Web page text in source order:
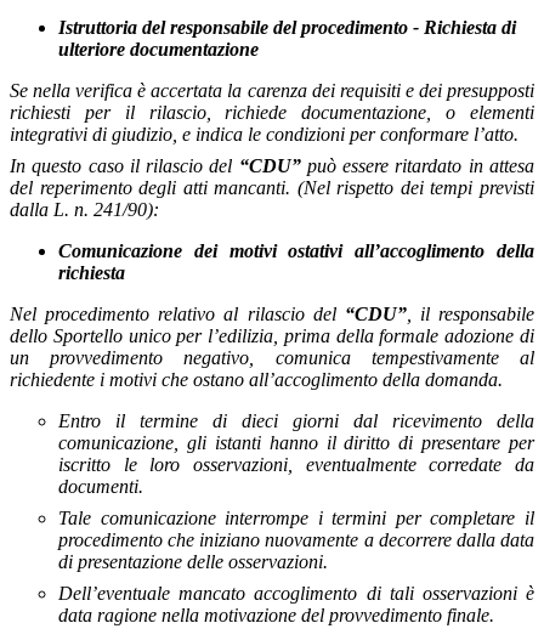
Istruttoria del responsabile del procedimento - Richiesta di
ulteriore documentazione
Se nella verifica è accertata la carenza dei requisiti e dei presupposti
richiesti per il rilascio, richiede documentazione, o elementi
integrativi di giudizio, e indica le condizioni per conformare l’atto.
In questo caso il rilascio del “CDU”può essere ritardato in attesa
del reperimento degli atti mancanti. (Nel rispetto dei tempi previsti
dalla L. n. 241/90):
Comunicazione dei motivi ostativi all’accoglimento della
richiesta
Nel procedimento relativo al rilascio del “CDU”, il responsabile
dello Sportello unico per l’edilizia, prima della formale adozione di
un provvedimento negativo, comunica tempestivamente al
richiedente i motivi che ostano all’accoglimento della domanda.
Entro il termine di dieci giorni dal ricevimento della
comunicazione, gli istanti hanno il diritto di presentare per
iscritto le loro osservazioni, eventualmente corredate da
documenti.
Tale comunicazione interrompe i termini per completare il
procedimento che iniziano nuovamente a decorrere dalla data
di presentazione delle osservazioni.
Dell’eventuale mancato accoglimento di tali osservazioni è
data ragione nella motivazione del provvedimento finale.